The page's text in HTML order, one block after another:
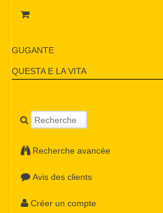
GUGANTE
QUESTA E LA VITA
Recherche avancée
Avis des clients
Créer un compte